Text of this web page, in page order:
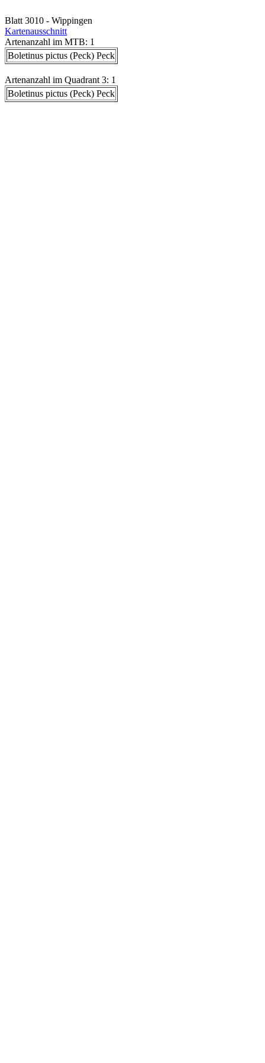
Blatt 3010 - Wippingen
Kartenausschnitt
Artenanzahl im MTB: 1
Boletinus pictus (Peck) Peck
Artenanzahl im Quadrant 3: 1
Boletinus pictus (Peck) Peck